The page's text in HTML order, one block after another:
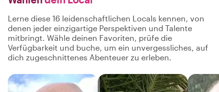
Lerne diese 16 leidenschaftlichen Locals kennen, von
denen jeder einzigartige Perspektiven und Talente
mitbringt. Wähle deinen Favoriten, prüfe die
Verfügbarkeit und buche, um ein unvergessliches, auf
dich zugeschnittenes Abenteuer zu erleben.